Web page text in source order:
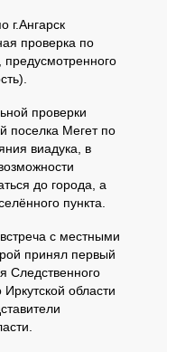
г.Ангарск
проверка по
предусмотренного
проверки
поселка Мегет по
виадука, в
до города, а
пункта.
с местными
принял первый
Следственного
области